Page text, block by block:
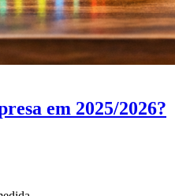
em 2025/2026?